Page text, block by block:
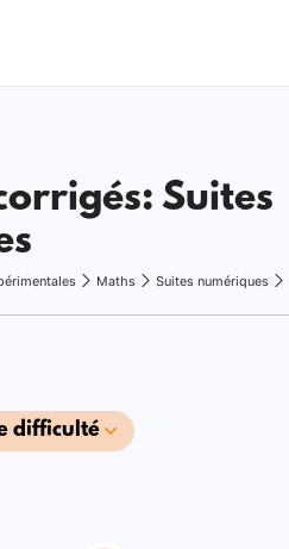
Suites
Maths Suites numériques
difficulté